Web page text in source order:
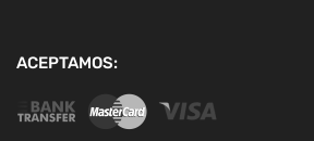
ACEPTAMOS: